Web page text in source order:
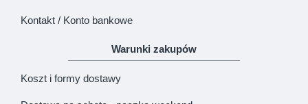
Kontakt / Konto bankowe
Warunki zakupów
Koszt i formy dostawy